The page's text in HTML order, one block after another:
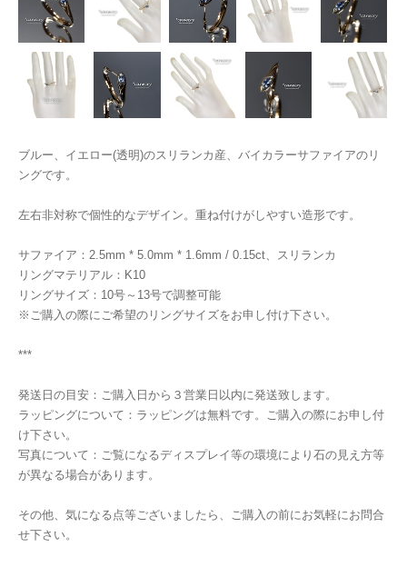
ブルー、イエロー(透明)のスリランカ産、バイカラーサファイアのリ
ングです。
左右非対称で個性的なデザイン。重ね付けがしやすい造形です。
サファイア：2.5mm * 5.0mm * 1.6mm / 0.15ct、スリランカ
リングマテリアル：K10
リングサイズ：10号～13号で調整可能
※ご購入の際にご希望のリングサイズをお申し付け下さい。
***
発送日の目安：ご購入日から３営業日以内に発送致します。
ラッピングについて：ラッピングは無料です。ご購入の際にお申し付
け下さい。
写真について：ご覧になるディスプレイ等の環境により石の見え方等
が異なる場合があります。
その他、気になる点等ございましたら、ご購入の前にお気軽にお問合
せ下さい。